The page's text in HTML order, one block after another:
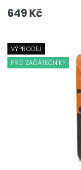
649 Kč
VÝPRODEJ
PRO ZAČÁTEČNÍKY